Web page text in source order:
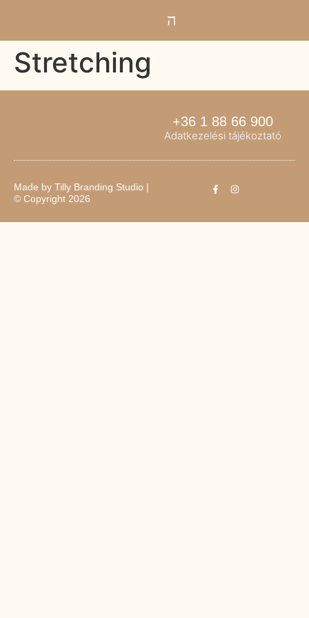
Stretching
+36 1 88 66 900
Adatkezelési tájékoztató
Made by Tilly Branding Studio |
© Copyright 2026